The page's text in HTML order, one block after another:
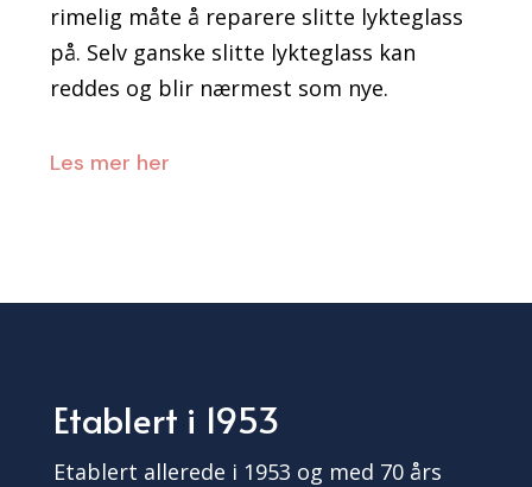
rimelig måte å reparere slitte lykteglass
på. Selv ganske slitte lykteglass kan
reddes og blir nærmest som nye.
Les mer her
Etablert i 1953
Etablert allerede i 1953 og med 70 års